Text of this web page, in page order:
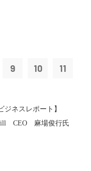
9 10 11